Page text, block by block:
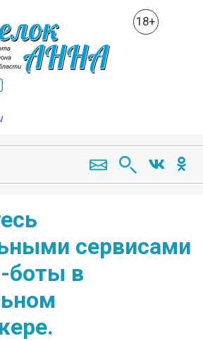
18+
сервисами
боты в